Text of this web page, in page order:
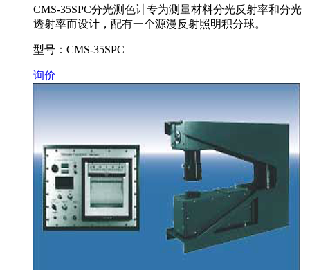
CMS-35SPC分光测色计专为测量材料分光反射率和分光
透射率而设计，配有一个源漫反射照明积分球。
型号：CMS-35SPC
询价